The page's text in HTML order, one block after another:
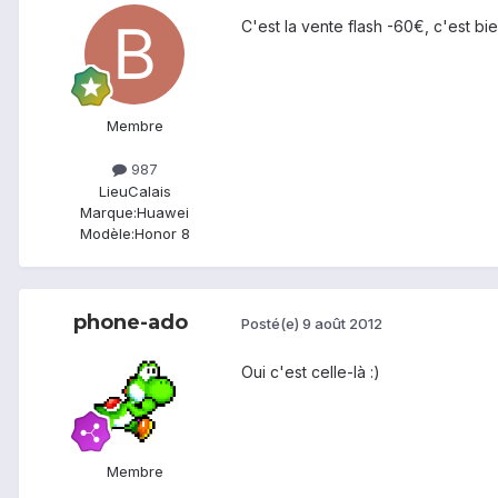
Membre
987
LieuCalais
Marque:Huawei
Modèle:Honor 8
C'est la vente flash -60€, c'est
phone-ado
Membre
Posté(e) 9 août 2012
Oui c'est celle-là :)